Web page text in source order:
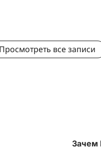
Просмотреть все записи
Зачем